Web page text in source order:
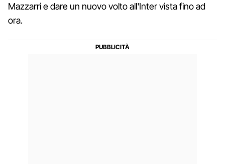
Mazzarri e dare un nuovo volto all'Inter vista fino ad
ora.